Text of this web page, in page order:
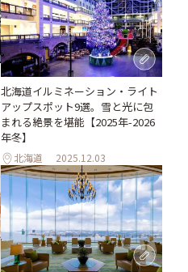
北海道イルミネーション・ライト
アップスポット9選。雪と光に包
まれる絶景を堪能【2025年-2026
年冬】
北海道 2025.12.03